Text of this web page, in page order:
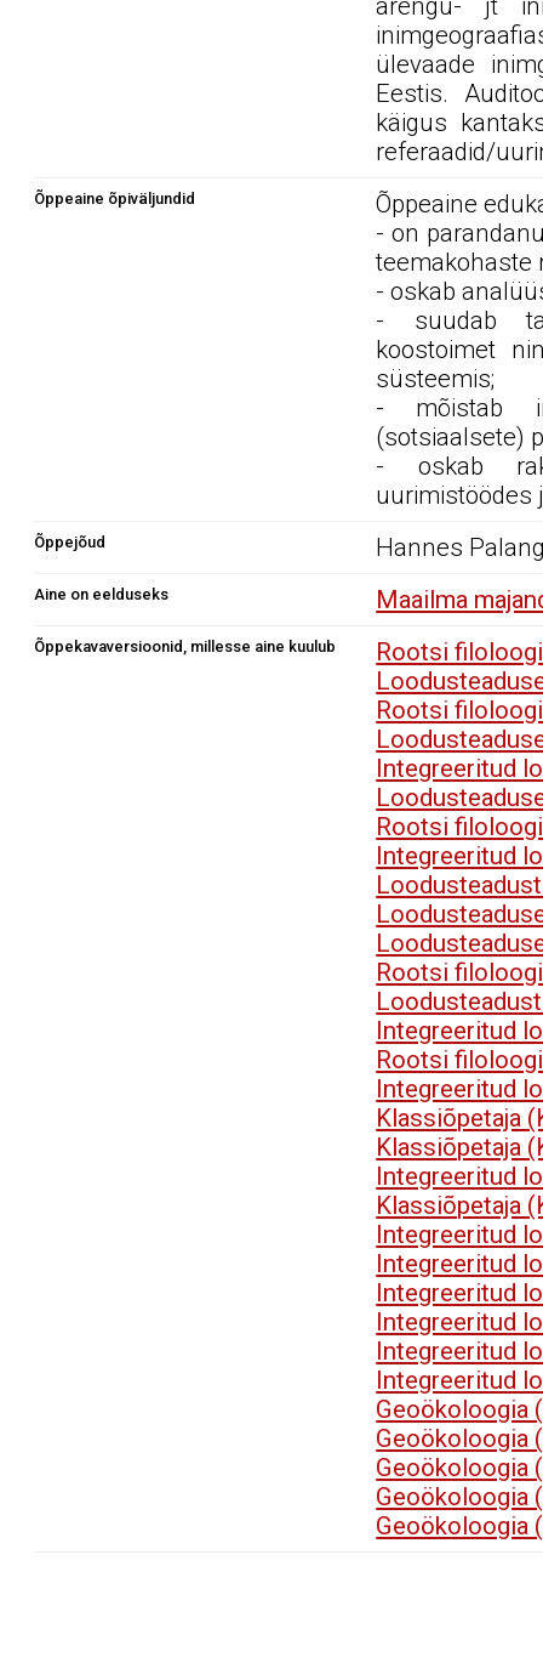
arengu- jt
ülevaade
Eestis.
käigus
referaadid/
Õppeaine õpiväljundid
Õppeaine
- on
teemakohaste
- oskab
- suudab
koostoimet
süsteemis;
- mõistab
(sotsiaalsete)
- oskab
uurimistöödes
Õppejõud Hannes
Aine on eelduseks Maailma
Õppekavaversioonid, millesse aine kuulub
Rootsi
Rootsi
Integreeritud
Rootsi
Integreeritud
Rootsi
Integreeritud
Rootsi
Integreeritud
Klassiõpetaja
Klassiõpetaja
Integreeritud
Klassiõpetaja
Integreeritud
Integreeritud
Integreeritud
Integreeritud
Integreeritud
Integreeritud
Geoökoloogia
Geoökoloogia
Geoökoloogia
Geoökoloogia
Geoökoloogia